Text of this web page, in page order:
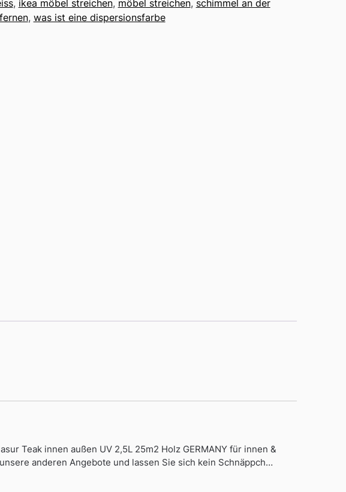
, ikea möbel streichen, möbel streichen, schimmel an der
, was ist eine dispersionsfarbe
Teak innen außen UV 2,5L 25m2 Holz GERMANY für innen &
anderen Angebote und lassen Sie sich kein Schnäppch…